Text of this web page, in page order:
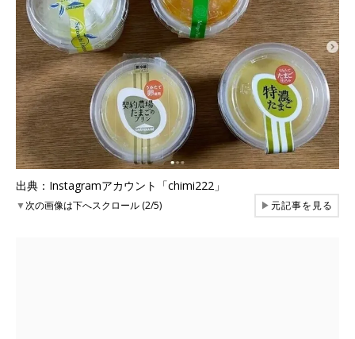
出典：Instagramアカウント「chimi222」
▼次の画像は下へスクロール (2/5) ▶元記事を見る